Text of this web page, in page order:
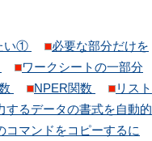
い①
必要な部分だけを
ワークシートの一部分
NPER関数
リスト
するデータの書式を自動的
コマンドをコピーするに